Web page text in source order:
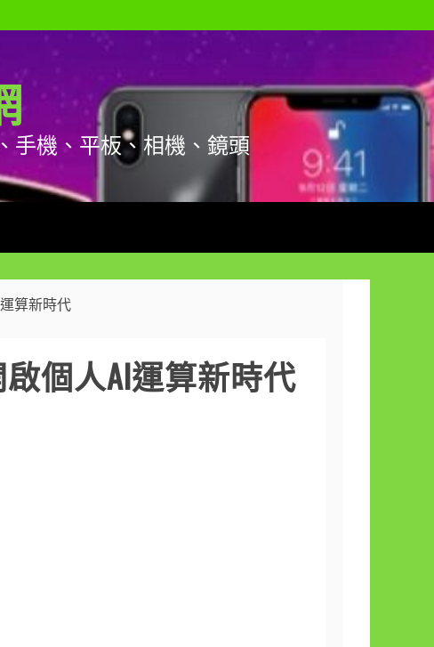
手機、平板、相機、鏡頭
算新時代
啟個人AI運算新時代